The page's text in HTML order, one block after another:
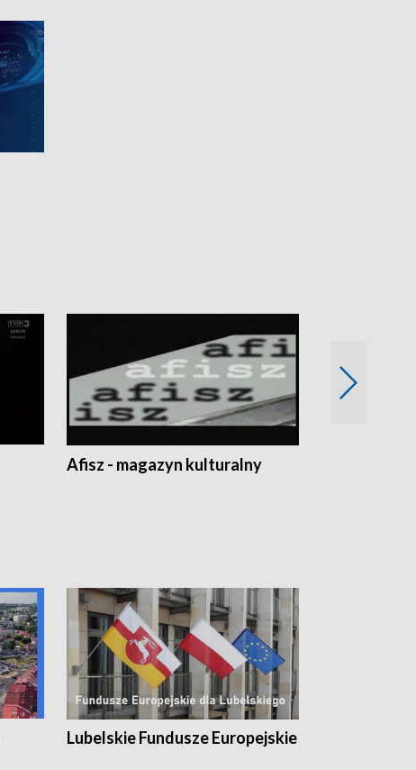
Afisz - magazyn kulturalny
Lubelskie Fundusze Europejskie